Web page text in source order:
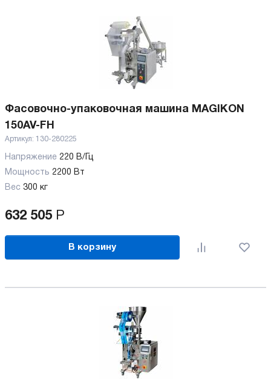
Фасовочно-упаковочная машина MAGIKON
150AV-FH
Артикул: 130-280225
Напряжение 220 В/Гц
Мощность 2200 Вт
Вес 300 кг
632 505 Р
В корзину